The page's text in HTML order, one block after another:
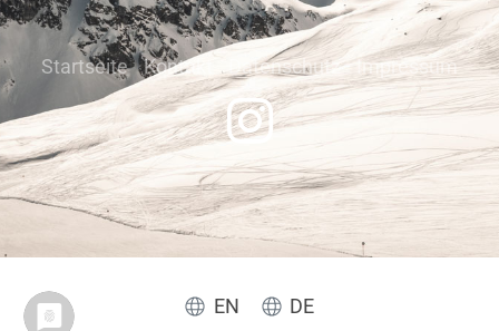
Startseite Kontakt Datenschutz Impressum
EN DE